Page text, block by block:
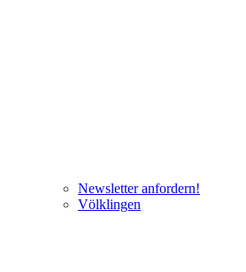
Newsletter anfordern!
Völklingen